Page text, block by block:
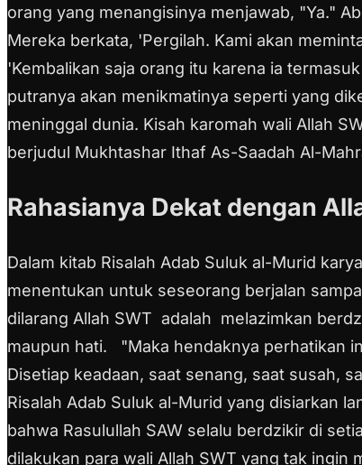
orang yang menangisinya menjawab, "Ya."
Mereka berkata, 'Pergilah. Kami akan
'Kembalikan saja orang itu karena ia
putranya akan menikmatinya seperti yang
meninggal dunia. Kisah karomah wali Allah
berjudul Mukhtashar Ithaf As-Saadah Al-
Rahasianya Dekat dengan
Dalam kitab Risalah Adab Suluk al-Murid
menentukan untuk seseorang berjalan
dilarang Allah SWT adalah melazimkan
maupun hati.
"Maka hendaknya perhatikan
Disetiap keadaan, saat senang, saat susah,
Risalah Adab Suluk al-Murid yang disiarkan
bahwa Rasulullah SAW selalu berdzikir di
dilakukan para wali Allah SWT yang tak ingin